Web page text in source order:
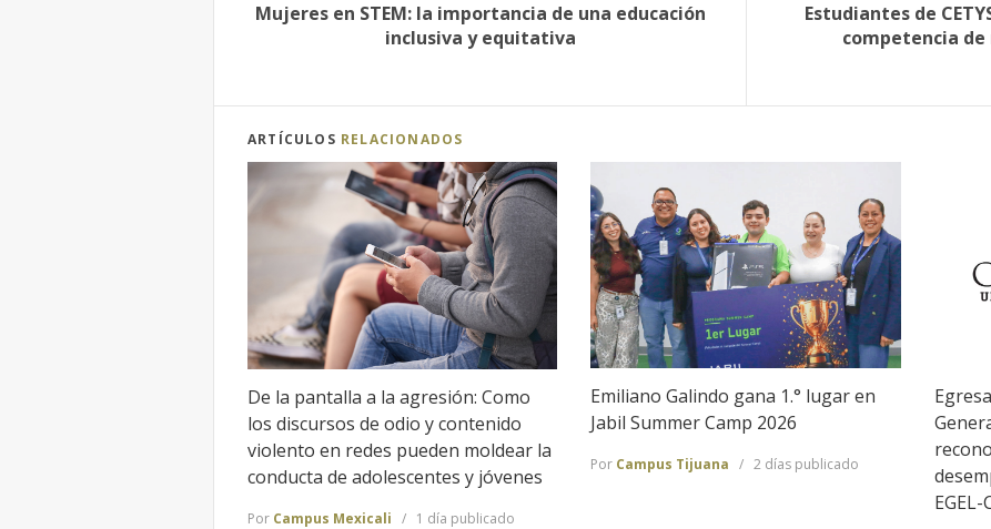
Mujeres en STEM: la importancia de una educación
inclusiva y equitativa
Estudiantes de
competencia de
ARTÍCULOS RELACIONADOS
De la pantalla a la agresión: Como
los discursos de odio y contenido
violento en redes pueden moldear la
conducta de adolescentes y jóvenes
Por Campus Mexicali 1 día publicado
Emiliano Galindo gana 1.° lugar en
Jabil Summer Camp 2026
Por Campus Tijuana 2 días publicado
EGEL-